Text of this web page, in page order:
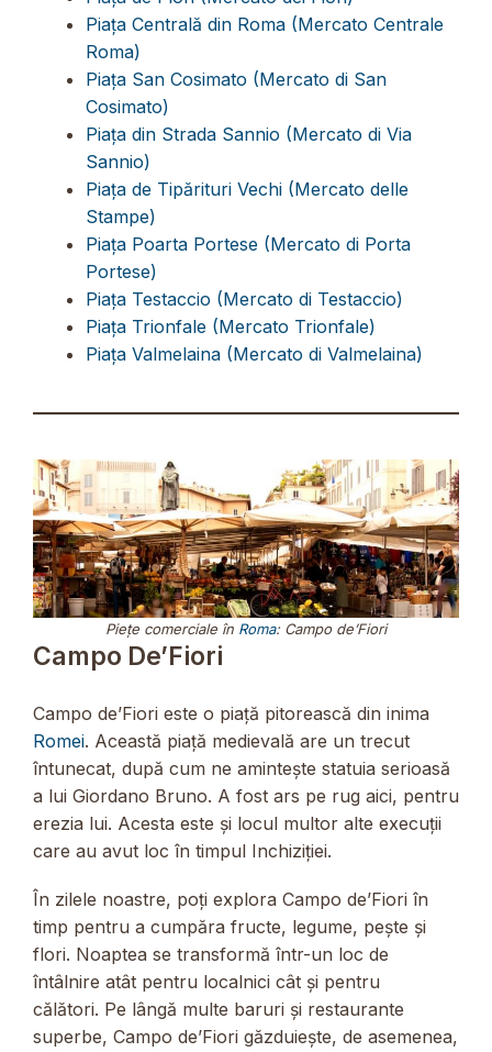
Piața Centrală din Roma (Mercato Centrale
Roma)
Piața San Cosimato (Mercato di San
Cosimato)
Piața din Strada Sannio (Mercato di Via
Sannio)
Piața de Tipărituri Vechi (Mercato delle
Stampe)
Piața Poarta Portese (Mercato di Porta
Portese)
Piața Testaccio (Mercato di Testaccio)
Piața Trionfale (Mercato Trionfale)
Piața Valmelaina (Mercato di Valmelaina)
Piețe comerciale în Roma: Campo de’Fiori
Campo De’Fiori
Campo de’Fiori este o piață pitorească din inima
Romei. Această piață medievală are un trecut
întunecat, după cum ne amintește statuia serioasă
a lui Giordano Bruno. A fost ars pe rug aici, pentru
erezia lui. Acesta este și locul multor alte execuții
care au avut loc în timpul Inchiziției.
În zilele noastre, poți explora Campo de’Fiori în
timp pentru a cumpăra fructe, legume, pește și
flori. Noaptea se transformă într-un loc de
întâlnire atât pentru localnici cât și pentru
călători. Pe lângă multe baruri și restaurante
superbe, Campo de’Fiori găzduiește, de asemenea,